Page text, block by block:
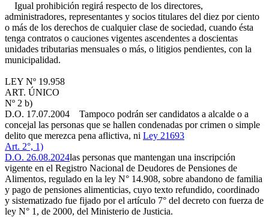
Igual prohibición regirá respecto de los directores,
administradores, representantes y socios titulares del diez por ciento
o más de los derechos de cualquier clase de sociedad, cuando ésta
tenga contratos o cauciones vigentes ascendentes a doscientas
unidades tributarias mensuales o más, o litigios pendientes, con la
municipalidad.
LEY Nº 19.958
ART. ÚNICO
Nº 2 b)
D.O. 17.07.2004 Tampoco podrán ser candidatos a alcalde o a
concejal las personas que se hallen condenadas por crimen o simple
delito que merezca pena aflictiva, ni Ley 21693
Art. 2°, 1)
D.O. 26.08.2024las personas que mantengan una inscripción
vigente en el Registro Nacional de Deudores de Pensiones de
Alimentos, regulado en la ley N° 14.908, sobre abandono de familia
y pago de pensiones alimenticias, cuyo texto refundido, coordinado
y sistematizado fue fijado por el artículo 7° del decreto con fuerza de
ley N° 1, de 2000, del Ministerio de Justicia.